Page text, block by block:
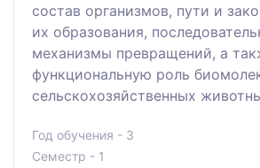
состав организмов, пути и
их образования,
механизмы превращений, а
функциональную роль
сельскохозяйственных
Год обучения - 3
Семестр - 1